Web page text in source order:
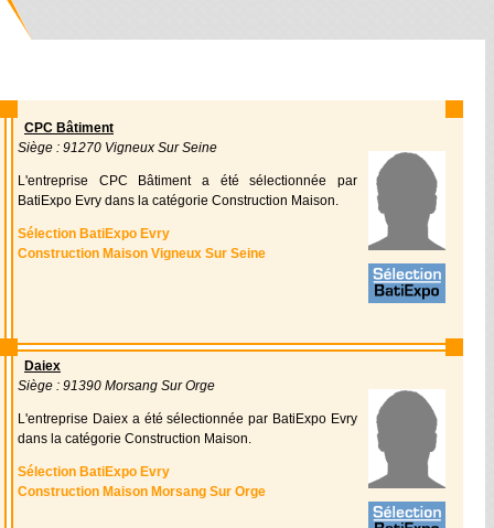
CPC Bâtiment
Siège : 91270 Vigneux Sur Seine
L'entreprise CPC Bâtiment a été sélectionnée par
BatiExpo Evry dans la catégorie Construction Maison.
Sélection BatiExpo Evry
Construction Maison Vigneux Sur Seine
Daiex
Siège : 91390 Morsang Sur Orge
L'entreprise Daiex a été sélectionnée par BatiExpo Evry
dans la catégorie Construction Maison.
Sélection BatiExpo Evry
Construction Maison Morsang Sur Orge